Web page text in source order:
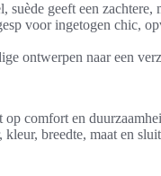
geeft een zachtere,
voor ingetogen chic,
ontwerpen naar een
comfort en
breedte, maat en